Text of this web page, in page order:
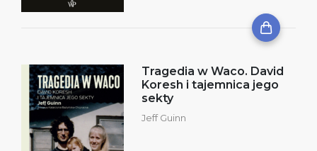
Tragedia w Waco. David
Koresh i tajemnica jego
sekty
Jeff Guinn